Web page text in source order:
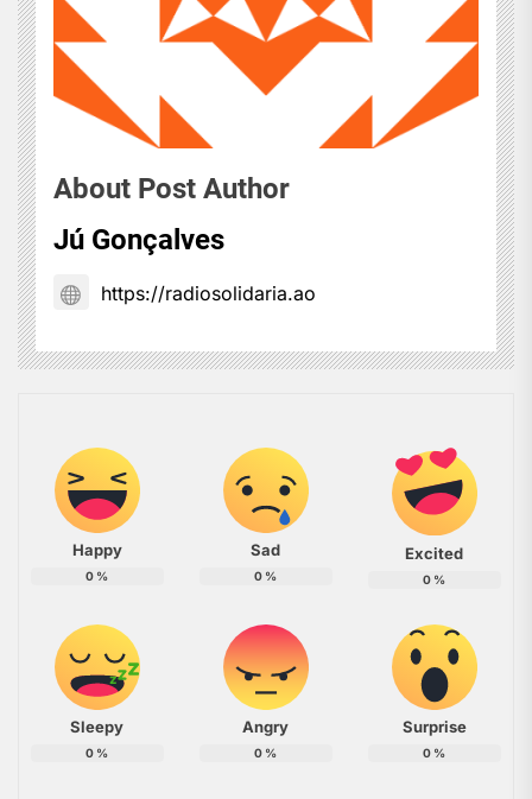
About Post Author
Jú Gonçalves
https://radiosolidaria.ao
Happy
0 %
Sad
0 %
Excited
0 %
Sleepy
0 %
Angry
0 %
Surprise
0 %